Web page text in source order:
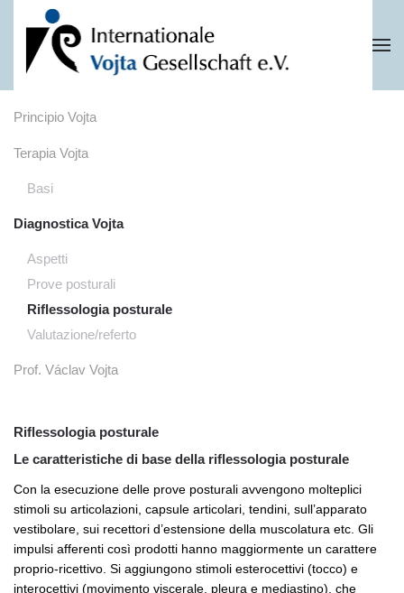
Skip to main content
Principio Vojta
Terapia Vojta
Basi
Diagnostica Vojta
Aspetti
Prove posturali
Riflessologia posturale
Valutazione/referto
Prof. Václav Vojta
Riflessologia posturale
Le caratteristiche di base della riflessologia posturale
Con la esecuzione delle prove posturali avvengono molteplici
stimoli su articolazioni, capsule articolari, tendini, sull’apparato
vestibolare, sui recettori d’estensione della muscolatura etc. Gli
impulsi afferenti così prodotti hanno maggiormente un carattere
proprio-ricettivo. Si aggiungono stimoli esterocettivi (tocco) e
interocettivi (movimento viscerale, pleura e mediastino), che